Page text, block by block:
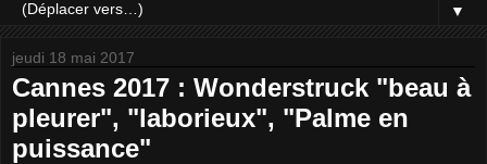
▼
jeudi 18 mai 2017
Cannes 2017 : Wonderstruck "beau à
pleurer", "laborieux", "Palme en
puissance"